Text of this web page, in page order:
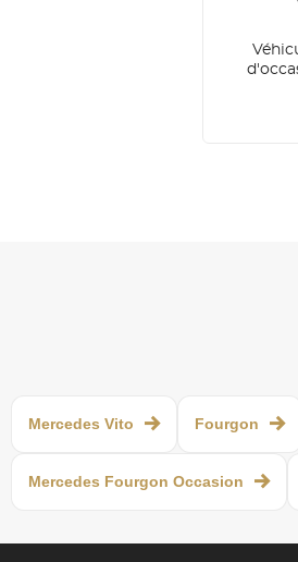
Mercedes Vito Fourgon
Mercedes Fourgon Occasion